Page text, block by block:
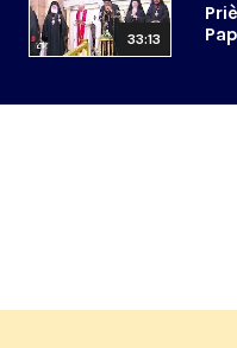
33:13